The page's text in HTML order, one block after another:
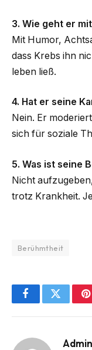
3. Wie geht er
Mit Humor,
dass Krebs ihn
leben ließ.
4. Hat er seine
Nein. Er
sich für soziale
5. Was ist seine
Nicht
trotz Krankheit.
Berühmtheit
FacebookTwitter
Admin